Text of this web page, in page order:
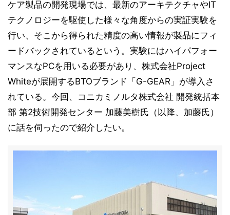
ケア製品の開発現場では、最新のアーキテクチャやIT
テクノロジーを駆使した様々な角度からの実証実験を
行い、そこから得られた精度の高い情報が製品にフィ
ードバックされているという。実験にはハイパフォー
マンスなPCを用いる必要があり、株式会社Project
Whiteが展開するBTOブランド「G-GEAR」が導入さ
れている。今回、コニカミノルタ株式会社 開発統括本
部 第2技術開発センター 加藤美樹氏（以降、加藤氏）
に話を伺ったので紹介したい。